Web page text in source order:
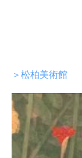
＞松柏美術館